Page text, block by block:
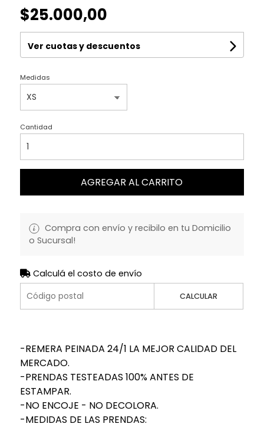
$25.000,00
Ver cuotas y descuentos
Medidas
Cantidad
AGREGAR AL CARRITO
Compra con envío y recibilo en tu Domicilio
o Sucursal!
Calculá el costo de envío
CALCULAR
-REMERA PEINADA 24/1 LA MEJOR CALIDAD DEL
MERCADO.
-PRENDAS TESTEADAS 100% ANTES DE
ESTAMPAR.
-NO ENCOJE - NO DECOLORA.
-MEDIDAS DE LAS PRENDAS: